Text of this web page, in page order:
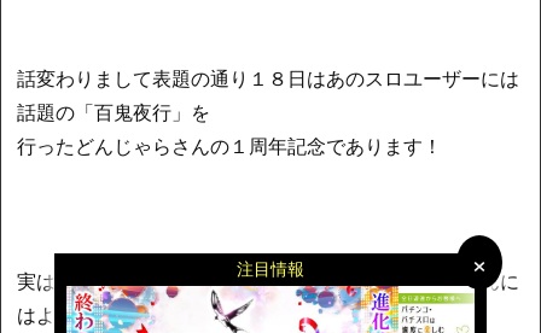
×
×
注目情報
話変わりまして表題の通り１８日はあのスロユーザーには
話題の「百鬼夜行」を
行ったどんじゃらさんの１周年記念であります！
実は私かなり近場に住んでおりまして、ここのお店さんに
はよく遊びに行っているのです。